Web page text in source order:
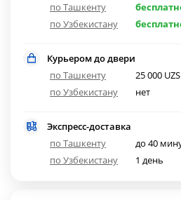
по Ташкенту
по Узбекистану
Курьером до двери
по Ташкенту
25 000 UZS
по Узбекистану
нет
Экспресс-доставка
по Ташкенту
до 40
по Узбекистану
1 день